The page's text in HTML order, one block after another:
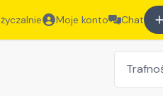
Moje konto Chat